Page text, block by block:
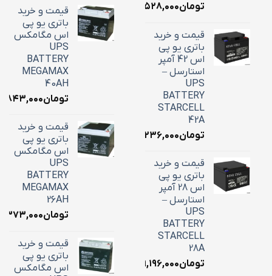
تومان۲۲,۵۲۸,۰۰۰
قیمت و خرید
باتری یو پی
اس 42 آمپر
استارسل –
UPS
BATTERY
STARCELL
42A
تومان۱۶,۲۳۶,۰۰۰
قیمت و خرید
باتری یو پی
اس 28 آمپر
استارسل –
UPS
BATTERY
STARCELL
28A
تومان۹,۱۹۶,۰۰۰
قیمت و خرید
باتری یو پی
اس مگامکس
UPS
BATTERY
MEGAMAX
40AH
تومان
قیمت و خرید
باتری یو پی
اس مگامکس
UPS
BATTERY
MEGAMAX
26AH
تومان
قیمت و خرید
باتری یو پی
اس مگامکس